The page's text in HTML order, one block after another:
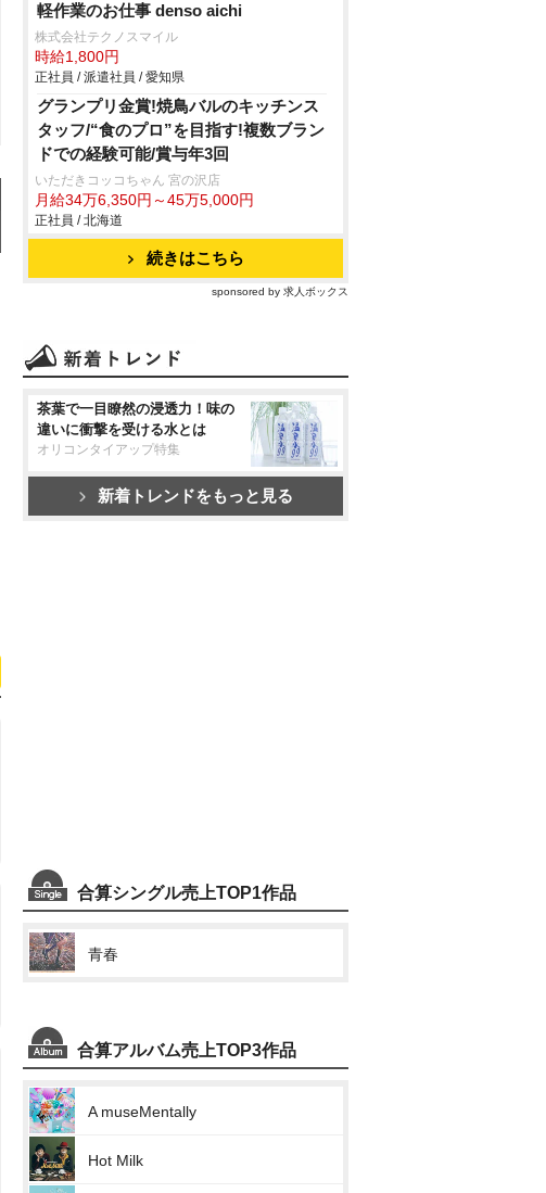
軽作業のお仕事 denso aichi
株式会社テクノスマイル
時給1,800円
正社員 / 派遣社員 / 愛知県
グランプリ金賞!焼鳥バルのキッチンス
タッフ/“食のプロ”を目指す!複数ブラン
ドでの経験可能/賞与年3回
いただきコッコちゃん 宮の沢店
月給34万6,350円～45万5,000円
正社員 / 北海道
続きはこちら
sponsored by 求人ボックス
茶葉で一目瞭然の浸透力！味の
違いに衝撃を受ける水とは
オリコンタイアップ特集
新着トレンドをもっと見る
合算シングル売上TOP1作品
青春
合算アルバム売上TOP3作品
A museMentally
Hot Milk